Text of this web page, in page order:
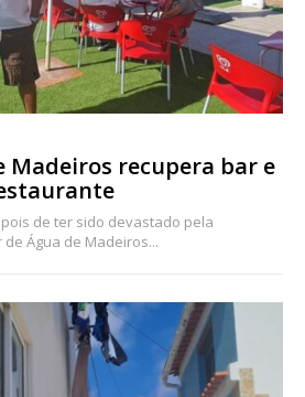
Madeiros recupera bar e
de ter sido devastado pela
Água de Madeiros...